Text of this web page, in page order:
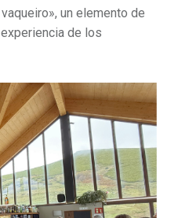
un elemento de
de los